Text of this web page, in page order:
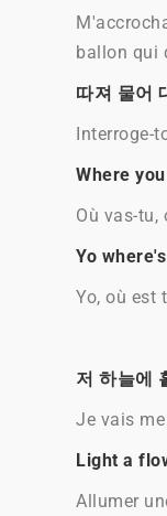
ballon qui
따져 물어
Interroge-
Where
Où vas-tu,
Yo
Yo, où est
저 하늘에
Je vais
Light a
Allumer